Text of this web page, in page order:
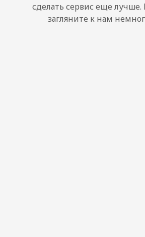
сделать сервис еще лучше.
загляните к нам